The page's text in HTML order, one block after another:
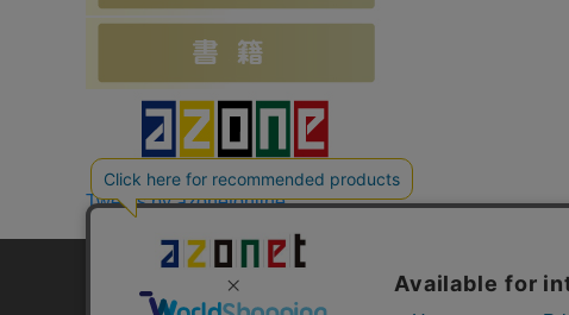
Tweets by azonetonline
お支払方法について